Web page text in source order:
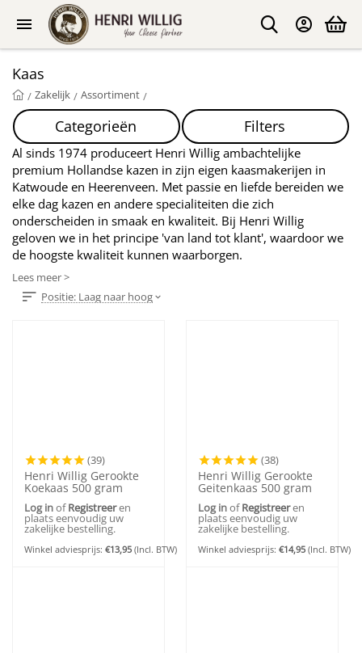
Kaas
/ Zakelijk / Assortiment /
Categorieën Filters
Al sinds 1974 produceert Henri Willig ambachtelijke
premium Hollandse kazen in zijn eigen kaasmakerijen in
Katwoude en Heerenveen. Met passie en liefde bereiden we
elke dag kazen en andere specialiteiten die zich
onderscheiden in smaak en kwaliteit. Bij Henri Willig
geloven we in het principe 'van land tot klant', waardoor we
de hoogste kwaliteit kunnen waarborgen.
Lees meer >
Positie: Laag naar hoog
(39)
Henri Willig Gerookte
Koekaas 500 gram
Log inofRegistreeren
plaats eenvoudig uw
zakelijke bestelling.
Winkel adviesprijs:€13,95 (Incl. BTW)
(38)
Henri Willig Gerookte
Geitenkaas 500 gram
Log inofRegistreeren
plaats eenvoudig uw
zakelijke bestelling.
Winkel adviesprijs:€14,95 (Incl. BTW)